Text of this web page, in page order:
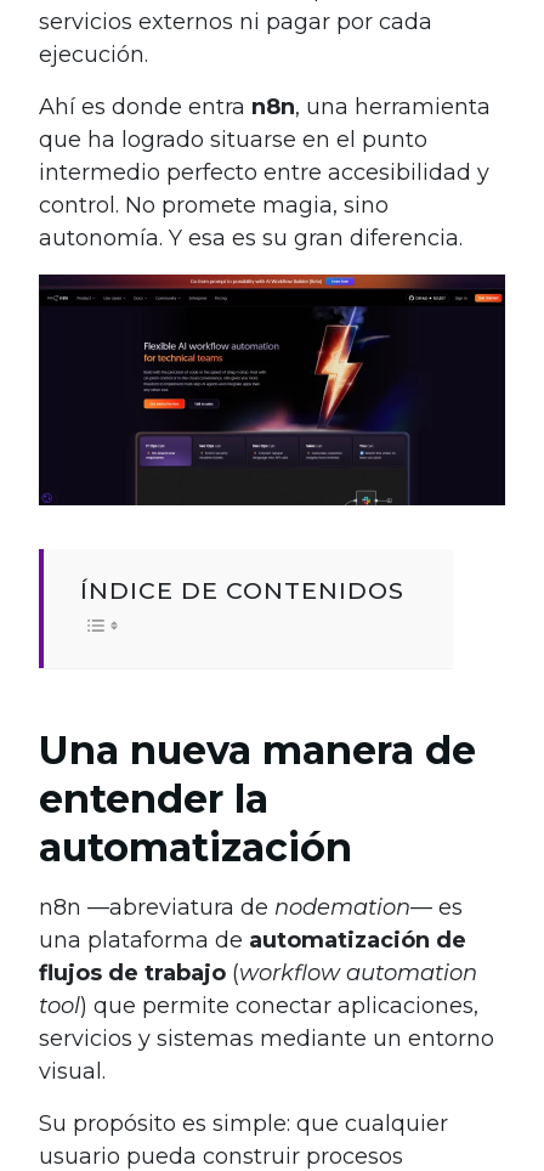
servicios externos ni pagar por cada
ejecución.
Ahí es donde entra n8n, una herramienta
que ha logrado situarse en el punto
intermedio perfecto entre accesibilidad y
control. No promete magia, sino
autonomía. Y esa es su gran diferencia.
ÍNDICE DE CONTENIDOS
Una nueva manera de
entender la
automatización
n8n —abreviatura de nodemation— es
una plataforma de automatización de
flujos de trabajo (workflow automation
tool) que permite conectar aplicaciones,
servicios y sistemas mediante un entorno
visual.
Su propósito es simple: que cualquier
usuario pueda construir procesos